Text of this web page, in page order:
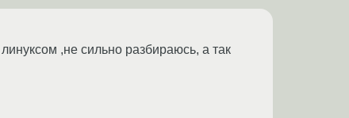
,не сильно разбираюсь, а так